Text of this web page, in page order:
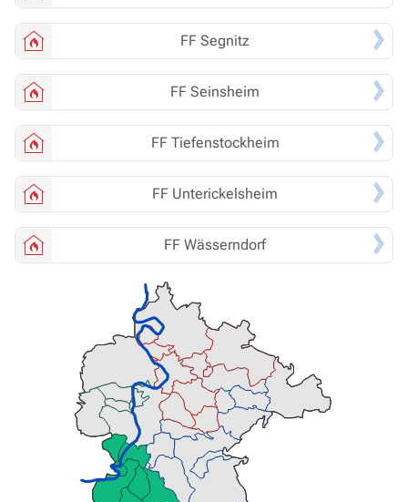
FF Segnitz
FF Seinsheim
FF Tiefenstockheim
FF Unterickelsheim
FF Wässerndorf